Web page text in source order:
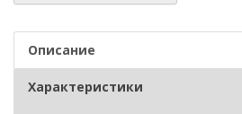
Описание
Характеристики